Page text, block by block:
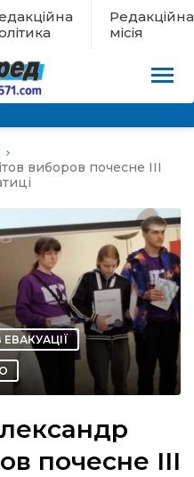
Редакційна
місія
виборов почесне ІІІ
почесне ІІІ